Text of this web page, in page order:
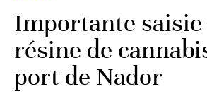
Importante saisie
résine de
port de Nador